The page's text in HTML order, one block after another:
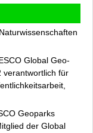
Global Geo-
verantwortlich für
Geoparks
der Global